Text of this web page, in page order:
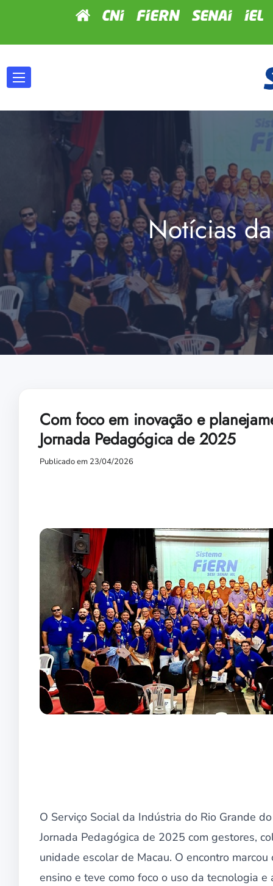
Notícias
Com foco em inovação e
Jornada Pedagógica de 2025
Publicado em 23/04/2026
O Serviço Social da Indústria do Rio Grande
Jornada Pedagógica de 2025 com gestores,
unidade escolar de Macau. O encontro
ensino e teve como foco o uso da tecnologia